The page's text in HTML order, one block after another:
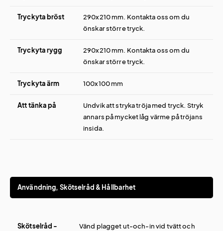
Tryckyta bröst
290x210 mm. Kontakta oss om du
önskar större tryck.
Tryckyta rygg
290x210 mm. Kontakta oss om du
önskar större tryck.
Tryckyta ärm 100x100 mm
Att tänka på
Undvik att stryka tröja med tryck. Stryk
annars på mycket låg värme på tröjans
insida.
Användning, Skötselråd & Hållbarhet
Skötselråd -
Vänd plagget ut-och-in vid tvätt och